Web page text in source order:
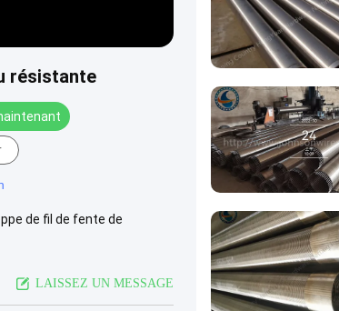
résistante
de fil de fente de
LAISSEZ UN MESSAGE